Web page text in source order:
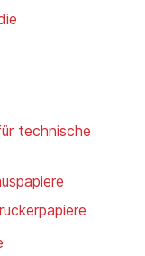
technische